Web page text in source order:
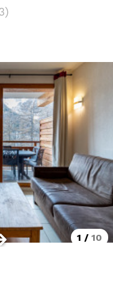
station
Méan
ORRES
VTT
)
1 / 10